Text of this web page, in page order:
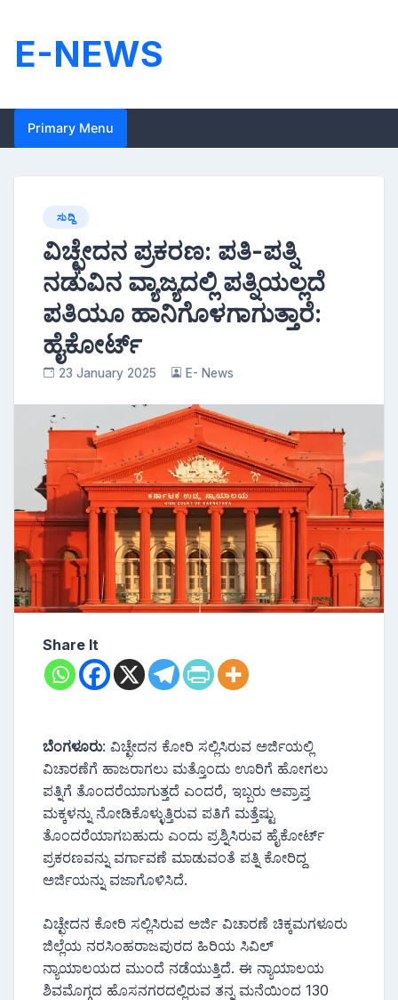
content
E-NEWS
Primary Menu
ಸುದ್ದಿ
ವಿಚ್ಛೇದನ ಪ್ರಕರಣ: ಪತಿ-ಪತ್ನಿ
ನಡುವಿನ ವ್ಯಾಜ್ಯದಲ್ಲಿ ಪತ್ನಿಯಲ್ಲದೆ
ಪತಿಯೂ ಹಾನಿಗೊಳಗಾಗುತ್ತಾರೆ:
ಹೈಕೋರ್ಟ್
23 January 2025 E- News
Share It
ಬೆಂಗಳೂರು: ವಿಚ್ಛೇದನ ಕೋರಿ ಸಲ್ಲಿಸಿರುವ ಅರ್ಜಿಯಲ್ಲಿ
ವಿಚಾರಣೆಗೆ ಹಾಜರಾಗಲು ಮತ್ತೊಂದು ಊರಿಗೆ ಹೋಗಲು
ಪತ್ನಿಗೆ ತೊಂದರೆಯಾಗುತ್ತದೆ ಎಂದರೆ, ಇಬ್ಬರು ಅಪ್ರಾಪ್ತ
ಮಕ್ಕಳನ್ನು ನೋಡಿಕೊಳ್ಳುತ್ತಿರುವ ಪತಿಗೆ ಮತ್ತೆಷ್ಟು
ತೊಂದರೆಯಾಗಬಹುದು ಎಂದು ಪ್ರಶ್ನಿಸಿರುವ ಹೈಕೋರ್ಟ್
ಪ್ರಕರಣವನ್ನು ವರ್ಗಾವಣೆ ಮಾಡುವಂತೆ ಪತ್ನಿ ಕೋರಿದ್ದ
ಅರ್ಜಿಯನ್ನು ವಜಾಗೊಳಿಸಿದೆ.
ವಿಚ್ಛೇದನ ಕೋರಿ ಸಲ್ಲಿಸಿರುವ ಅರ್ಜಿ ವಿಚಾರಣೆ ಚಿಕ್ಕಮಗಳೂರು
ಜಿಲ್ಲೆಯ ನರಸಿಂಹರಾಜಪುರದ ಹಿರಿಯ ಸಿವಿಲ್
ನ್ಯಾಯಾಲಯದ ಮುಂದೆ ನಡೆಯುತ್ತಿದೆ. ಈ ನ್ಯಾಯಾಲಯ
ಶಿವಮೊಗ್ಗದ ಹೊಸನಗರದಲ್ಲಿರುವ ತನ್ನ ಮನೆಯಿಂದ 130